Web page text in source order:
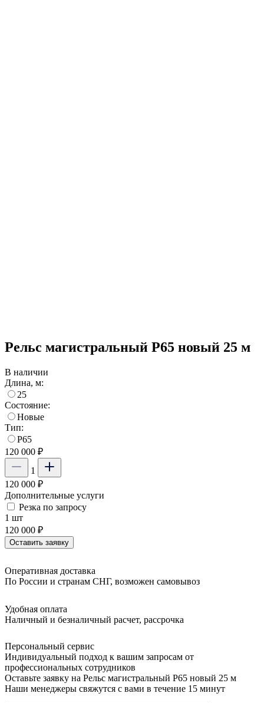
Рельс магистральный Р65 новый 25 м
В наличии
Длина, м:
25
Состояние:
Новые
Тип:
Р65
120 000 ₽
1
120 000 ₽
Дополнительные услуги
Резка по запросу
1 шт
120 000 ₽
Оставить заявку
Оперативная доставка
По России и странам СНГ, возможен самовывоз
Удобная оплата
Наличный и безналичный расчет, рассрочка
Персональный сервис
Индивидуальный подход к вашим запросам от
профессиональных сотрудников
Оставьте заявку на Рельс магистральный Р65 новый 25 м
Наши менеджеры свяжутся с вами в течение 15 минут